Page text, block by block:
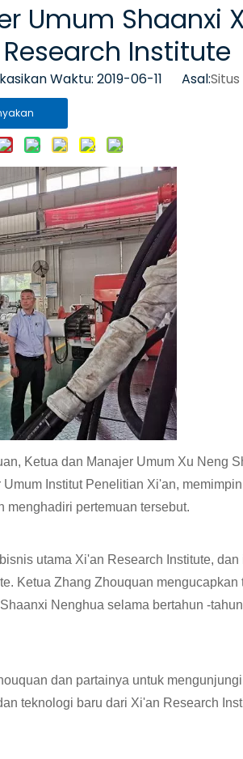
Umum Shaanxi
Institute
Waktu: 2019-06-11 Asal:Situs
Ketua dan Manajer Umum Xu Neng
Institut Penelitian Xi'an,
menghadiri pertemuan tersebut.
utama Xi'an Research Institute,
Ketua Zhang Zhouquan
Nenghua selama bertahun -
dan partainya untuk
teknologi baru dari Xi'an Research